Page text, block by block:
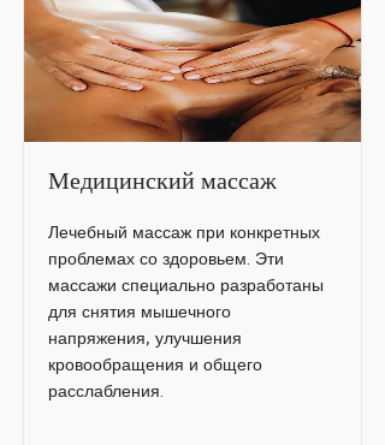
Медицинский массаж
Лечебный массаж при конкретных
проблемах со здоровьем. Эти
массажи специально разработаны
для снятия мышечного
напряжения, улучшения
кровообращения и общего
расслабления.